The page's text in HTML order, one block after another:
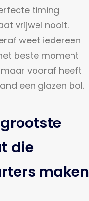
timing
vrijwel nooit.
weet iedereen
beste moment
vooraf heeft
een glazen bol.
grootste
die
maken